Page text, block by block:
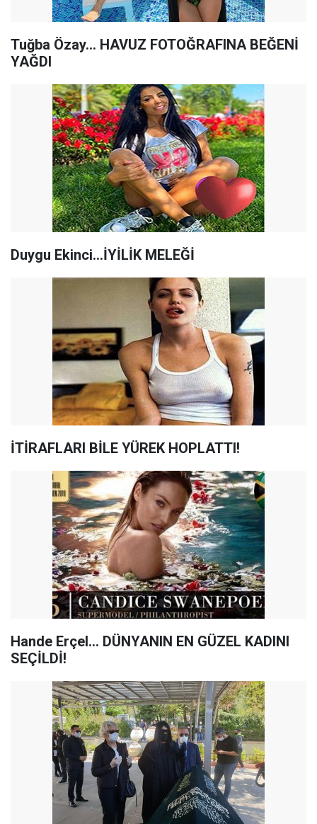
Tuğba Özay… HAVUZ FOTOĞRAFINA BEĞENİ
YAĞDI
Duygu Ekinci...İYİLİK MELEĞİ
İTİRAFLARI BİLE YÜREK HOPLATTI!
Hande Erçel... DÜNYANIN EN GÜZEL KADINI
SEÇİLDİ!